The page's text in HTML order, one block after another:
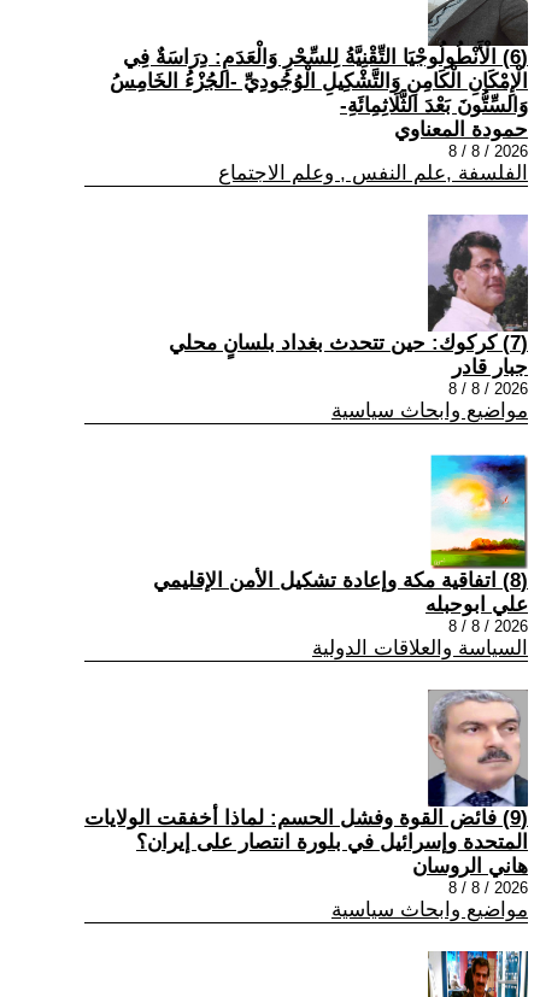
(6) الْأَنْطُولُوجْيَا التِّقْنِيَّةُ لِلسِّحْرِ وَالْعَدَمِ: دِرَاسَةٌ فِي
الْإِمْكَانِ الْكَامِنِ وَالتَّشْكِيلِ الْوُجُودِيِّ -الجُزْءُ الخَامِسُ
وَالسِّتُّونَ بَعْدَ الثَّلَاثِمِائَةِ-
حمودة المعناوي
2026 / 8 / 8
الفلسفة ,علم النفس , وعلم الاجتماع
(7) كركوك: حين تتحدث بغداد بلسانٍ محلي
جبار قادر
2026 / 8 / 8
مواضيع وابحاث سياسية
(8) اتفاقية مكة وإعادة تشكيل الأمن الإقليمي
علي ابوحبله
2026 / 8 / 8
السياسة والعلاقات الدولية
(9) فائض القوة وفشل الحسم: لماذا أخفقت الولايات
المتحدة وإسرائيل في بلورة انتصار على إيران؟
هاني الروسان
2026 / 8 / 8
مواضيع وابحاث سياسية